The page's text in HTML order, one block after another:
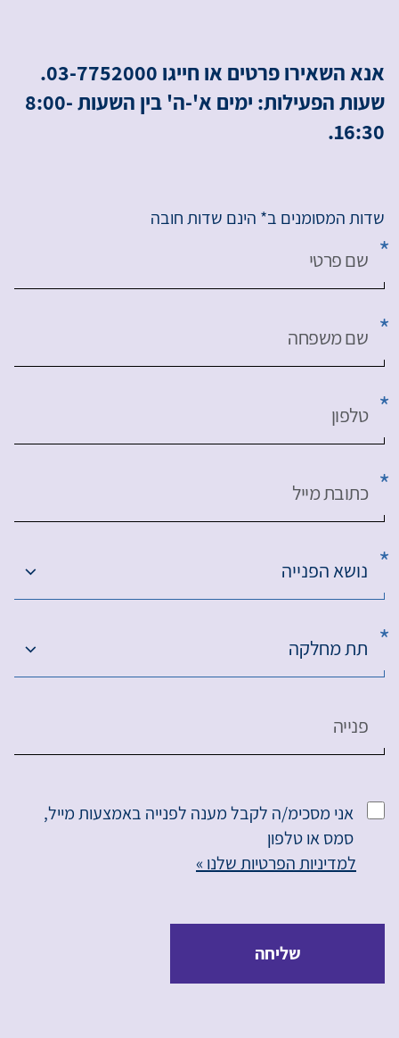
אנא השאירו פרטים או חייגו 03-7752000.
שעות הפעילות: ימים א'-ה' בין השעות 8:00-
16:30.
שדות המסומנים ב* הינם שדות חובה
שם פרטי
שם משפחה
טלפון
כתובת מייל
נושא הפנייה
תת מחלקה
פנייה
אני מסכימ/ה לקבל מענה לפנייה באמצעות מייל,
סמס או טלפון
למדיניות הפרטיות שלנו »
שליחה